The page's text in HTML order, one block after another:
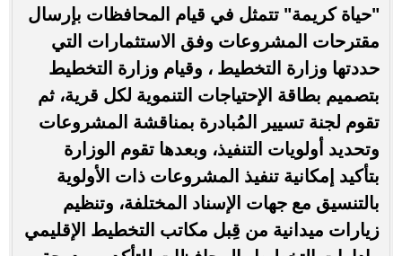
"حياة كريمة" تتمثل في قيام المحافظات بإرسال
مقترحات المشروعات وفق الاستثمارات التي
حددتها وزارة التخطيط ، وقيام وزارة التخطيط
بتصميم بطاقة الإحتياجات التنموية لكل قرية، ثم
تقوم لجنة تسيير المُبادرة بمناقشة المشروعات
وتحديد أولويات التنفيذ، وبعدها تقوم الوزارة
بتأكيد إمكانية تنفيذ المشروعات ذات الأولوية
بالتنسيق مع جهات الإسناد المختلفة، وتنظيم
زيارات ميدانية من قِبل مكاتب التخطيط الإقليمي